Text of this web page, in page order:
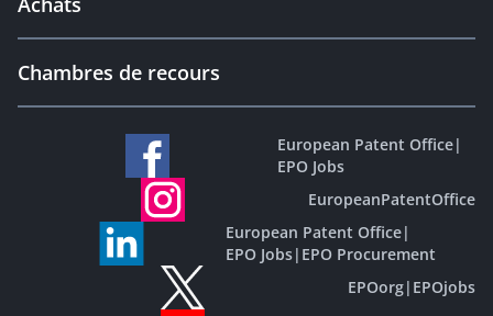
Chambres de recours
European Patent Office|
EPO Jobs
EuropeanPatentOffice
European Patent Office|
EPO Jobs| EPO Procurement
EPOorg| EPOjobs